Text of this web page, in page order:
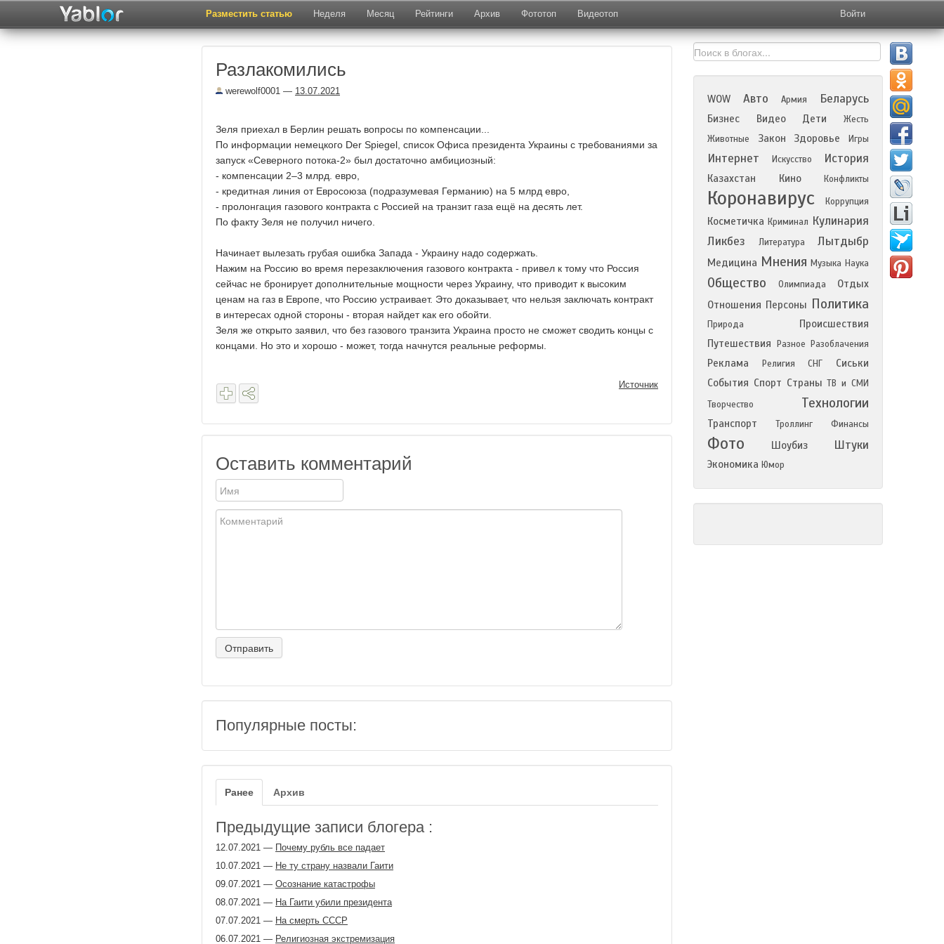
Разместить статью Неделя Месяц Рейтинги Архив Фототоп Видеотоп Войти
Разлакомились
werewolf0001 — 13.07.2021
Зеля приехал в Берлин решать вопросы по компенсации...
По информации немецкого Der Spiegel, список Офиса президента Украины с требованиями за
запуск «Северного потока-2» был достаточно амбициозный:
- компенсации 2–3 млрд. евро,
- кредитная линия от Евросоюза (подразумевая Германию) на 5 млрд евро,
- пролонгация газового контракта с Россией на транзит газа ещё на десять лет.
По факту Зеля не получил ничего.
Начинает вылезать грубая ошибка Запада - Украину надо содержать.
Нажим на Россию во время перезаключения газового контракта - привел к тому что Россия
сейчас не бронирует дополнительные мощности через Украину, что приводит к высоким
ценам на газ в Европе, что Россию устраивает. Это доказывает, что нельзя заключать контракт
в интересах одной стороны - вторая найдет как его обойти.
Зеля же открыто заявил, что без газового транзита Украина просто не сможет сводить концы с
концами. Но это и хорошо - может, тогда начнутся реальные реформы.
Источник
Оставить комментарий
Популярные посты:
Ранее Архив
Предыдущие записи блогера :
12.07.2021 — Почему рубль все падает
10.07.2021 — Не ту страну назвали Гаити
09.07.2021 — Осознание катастрофы
08.07.2021 — На Гаити убили президента
07.07.2021 — На смерть СССР
06.07.2021 — Религиозная экстремизация
WOW Авто Армия Беларусь
Бизнес Видео Дети
Жесть
Животные
Закон Здоровье Игры
Интернет Искусство История
Казахстан Кино Конфликты
Коронавирус Коррупция
Косметичка Криминал Кулинария
Ликбез
Литература Лытдыбр
Медицина Мнения Музыка Наука
Общество Олимпиада
Отдых
Отношения Персоны Политика
Природа
Происшествия
Путешествия
Разное Разоблачения
Реклама Религия СНГ
Сиськи
События Спорт Страны ТВ и СМИ
Творчество
Технологии
Транспорт Троллинг Финансы
Фото Шоубиз Штуки
Экономика Юмор